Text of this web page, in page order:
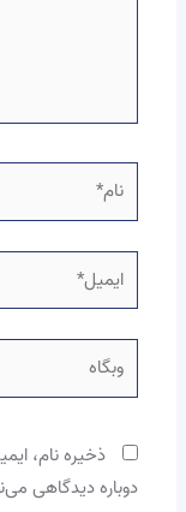
نام*
وبگاه
ذخیره نام،
دوباره دیدگاهی